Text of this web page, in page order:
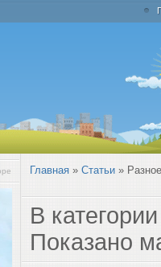
Главная » Статьи » Разное
В
Показано